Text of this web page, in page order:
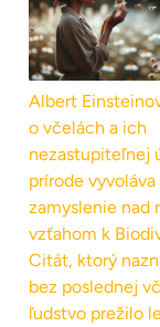
Albert
o včelách a ich
nezastupiteľnej
prírode
zamyslenie nad
vzťahom k
Citát, ktorý
bez poslednej
ľudstvo prežilo